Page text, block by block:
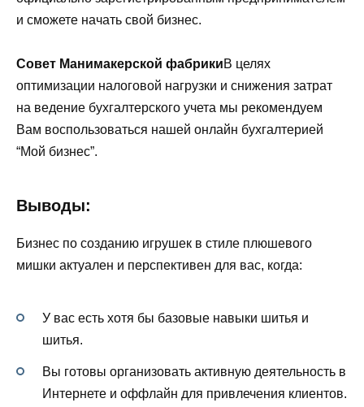
и сможете начать свой бизнес.
Совет Манимакерской фабрикиВ целях
оптимизации налоговой нагрузки и снижения затрат
на ведение бухгалтерского учета мы рекомендуем
Вам воспользоваться нашей онлайн бухгалтерией
“Мой бизнес”.
Выводы:
Бизнес по созданию игрушек в стиле плюшевого
мишки актуален и перспективен для вас, когда:
У вас есть хотя бы базовые навыки шитья и
шитья.
Вы готовы организовать активную деятельность в
Интернете и оффлайн для привлечения клиентов.